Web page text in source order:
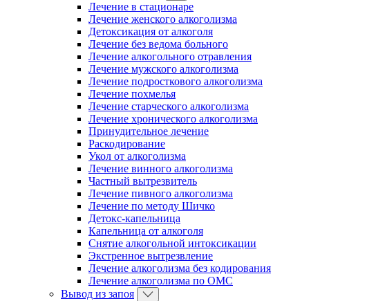
Лечение в стационаре
Лечение женского алкоголизма
Детоксикация от алкоголя
Лечение без ведома больного
Лечение алкогольного отравления
Лечение мужского алкоголизма
Лечение подросткового алкоголизма
Лечение похмелья
Лечение старческого алкоголизма
Лечение хронического алкоголизма
Принудительное лечение
Раскодирование
Укол от алкоголизма
Лечение винного алкоголизма
Частный вытрезвитель
Лечение пивного алкоголизма
Лечение по методу Шичко
Детокс-капельница
Капельница от алкоголя
Снятие алкогольной интоксикации
Экстренное вытрезвление
Лечение алкоголизма без кодирования
Лечение алкоголизма по ОМС
Вывод из запоя